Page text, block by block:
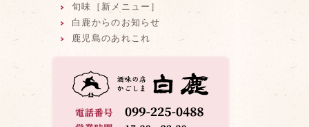
旬味［新メニュー］
白鹿からのお知らせ
鹿児島のあれこれ